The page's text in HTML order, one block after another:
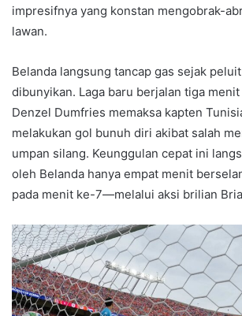
impresifnya yang konstan mengobrak-
lawan.
Belanda langsung tancap gas sejak
dibunyikan. Laga baru berjalan tiga
Denzel Dumfries memaksa kapten
melakukan gol bunuh diri akibat salah
umpan silang. Keunggulan cepat ini
oleh Belanda hanya empat menit
pada menit ke-7—melalui aksi brilian